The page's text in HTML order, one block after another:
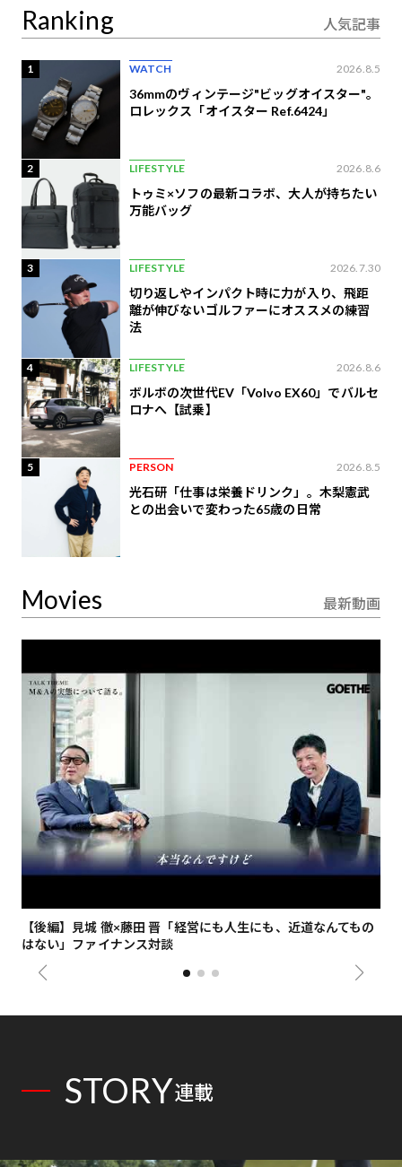
Ranking 人気記事
1 WATCH 2026.8.5
36mmのヴィンテージ"ビッグオイスター"。
ロレックス「オイスター Ref.6424」
2 LIFESTYLE 2026.8.6
トゥミ×ソフの最新コラボ、大人が持ちたい
万能バッグ
3 LIFESTYLE 2026.7.30
切り返しやインパクト時に力が入り、飛距
離が伸びないゴルファーにオススメの練習
法
4 LIFESTYLE 2026.8.6
ボルボの次世代EV「Volvo EX60」でバルセ
ロナへ【試乗】
5 PERSON 2026.8.5
光石研「仕事は栄養ドリンク」。木梨憲武
との出会いで変わった65歳の日常
Movies 最新動画
【後編】見城 徹×藤田 晋「経営にも人生にも、近道なんてもの
はない」ファイナンス対談
STORY連載